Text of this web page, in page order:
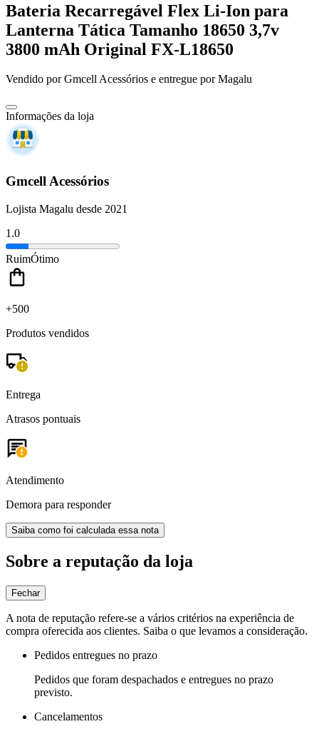
Bateria Recarregável Flex Li-Ion para
Lanterna Tática Tamanho 18650 3,7v
3800 mAh Original FX-L18650
Vendido porGmcell Acessórios e entregue por Magalu
Informações da loja
Gmcell Acessórios
Lojista Magalu desde 2021
1.0
RuimÓtimo
+500
Produtos vendidos
Entrega
Atrasos pontuais
Atendimento
Demora para responder
Saiba como foi calculada essa nota
Sobre a reputação da loja
Fechar
A nota de reputação refere-se a vários critérios na experiência de
compra oferecida aos clientes. Saiba o que levamos a consideração.
Pedidos entregues no prazo
Pedidos que foram despachados e entregues no prazo
previsto.
Cancelamentos